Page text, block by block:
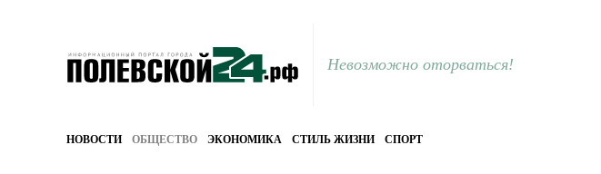
Невозможно оторваться!
НОВОСТИ ОБЩЕСТВО ЭКОНОМИКА СТИЛЬ ЖИЗНИ СПОРТ